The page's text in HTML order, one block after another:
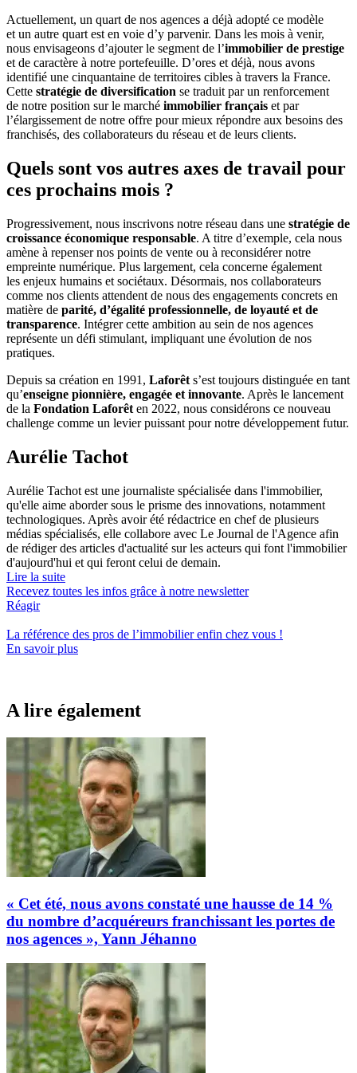
Actuellement, un quart de nos agences a déjà adopté ce modèle
et un autre quart est en voie d’y parvenir. Dans les mois à venir,
nous envisageons d’ajouter le segment de l’immobilier de prestige
et de caractère à notre portefeuille. D’ores et déjà, nous avons
identifié une cinquantaine de territoires cibles à travers la France.
Cette stratégie de diversification se traduit par un renforcement
de notre position sur le marché immobilier français et par
l’élargissement de notre offre pour mieux répondre aux besoins des
franchisés, des collaborateurs du réseau et de leurs clients.
Quels sont vos autres axes de travail pour
ces prochains mois ?
Progressivement, nous inscrivons notre réseau dans une stratégie de
croissance économique responsable. A titre d’exemple, cela nous
amène à repenser nos points de vente ou à reconsidérer notre
empreinte numérique. Plus largement, cela concerne également
les enjeux humains et sociétaux. Désormais, nos collaborateurs
comme nos clients attendent de nous des engagements concrets en
matière de parité, d’égalité professionnelle, de loyauté et de
transparence. Intégrer cette ambition au sein de nos agences
représente un défi stimulant, impliquant une évolution de nos
pratiques.
Depuis sa création en 1991, Laforêt s’est toujours distinguée en tant
qu’enseigne pionnière, engagée et innovante. Après le lancement
de la Fondation Laforêt en 2022, nous considérons ce nouveau
challenge comme un levier puissant pour notre développement futur.
Aurélie Tachot
Aurélie Tachot est une journaliste spécialisée dans l'immobilier,
qu'elle aime aborder sous le prisme des innovations, notamment
technologiques. Après avoir été rédactrice en chef de plusieurs
médias spécialisés, elle collabore avec Le Journal de l'Agence afin
de rédiger des articles d'actualité sur les acteurs qui font l'immobilier
d'aujourd'hui et qui feront celui de demain.
Lire la suite
Recevez toutes les infos grâce à notre newsletter
Réagir
La référence des pros de l’immobilierenfin chez vous !
En savoir plus
A lire également
« Cet été, nous avons constaté une hausse de 14 %
du nombre d’acquéreurs franchissant les portes de
nos agences », Yann Jéhanno